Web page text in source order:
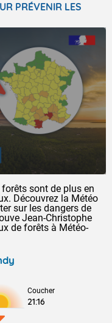
PRÉVENIR LES
sont de plus en
Découvrez la Météo
sur les dangers de
Jean-Christophe
de forêts à Météo-
Coucher
21:16